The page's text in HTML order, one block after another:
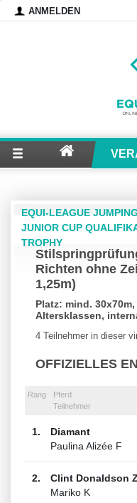
ANMELDEN
EQUI-LEAGUE
JUNIOR CUP
TROPHY
Richten ohne
1,25m)
Platz: mind.
Altersklassen,
4 Teilnehmer in dieser
OFFIZIELLES
Rang
Pferd
Teilnehmer
1.
Diamant
Paulina Alizée F
2.
Clint Donaldson
Mariko K